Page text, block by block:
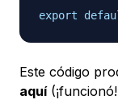
export
Este código
aquí